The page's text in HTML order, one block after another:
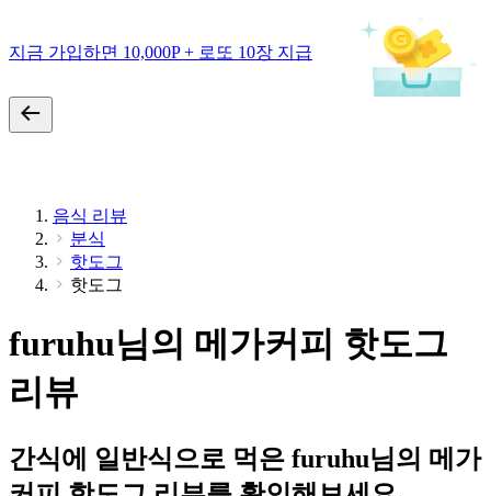
지금 가입하면 10,000P + 로또 10장 지급
음식 리뷰
분식
핫도그
핫도그
furuhu님의 메가커피 핫도그
리뷰
간식에 일반식으로 먹은 furuhu님의 메가